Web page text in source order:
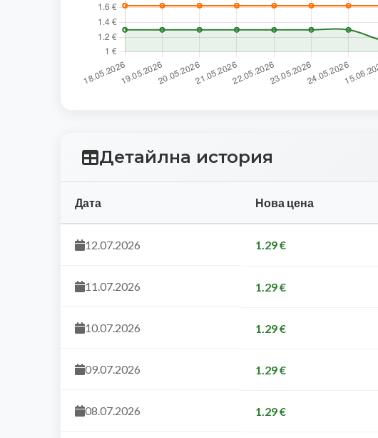
Детайлна история
Дата Нова цена
12.07.2026 1.29 €
11.07.2026 1.29 €
10.07.2026 1.29 €
09.07.2026 1.29 €
08.07.2026 1.29 €